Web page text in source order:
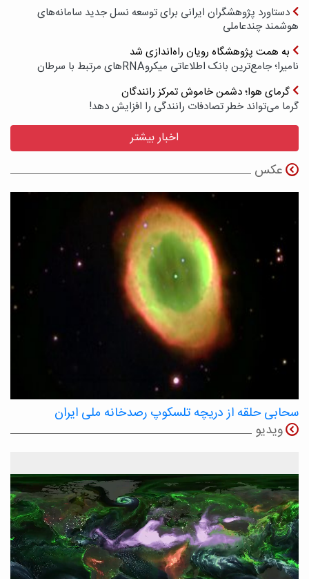
دستاورد پژوهشگران ایرانی برای توسعه نسل جدید سامانه‌های
هوشمند چندعاملی
به همت پژوهشگاه رویان راه‌اندازی شد
نامیرا؛ جامع‌ترین بانک اطلاعاتی میکروRNAهای مرتبط با سرطان
گرمای هوا؛ دشمن خاموش تمرکز رانندگان
گرما می‌تواند خطر تصادفات رانندگی را افزایش دهد!
اخبار بیشتر
عکس
سحابی حلقه از دریچه تلسکوپ رصدخانه ملی ایران
ویدیو